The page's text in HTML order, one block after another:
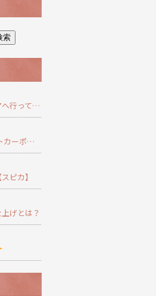
関西エクステリアフェアへ行ってきました
YKK AP新商品コンパクトカーポート登場！
ピカ】
げとは？